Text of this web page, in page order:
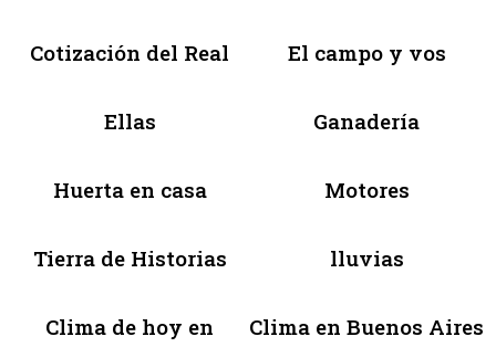
Cotización del Real El campo y vos
Ellas Ganadería
Huerta en casa Motores
Tierra de Historias lluvias
Clima de hoy en
Clima en Buenos Aires